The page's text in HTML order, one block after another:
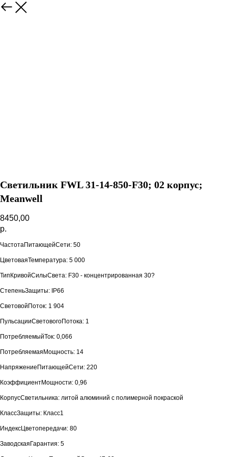
Назад
Светильник FWL 31-14-850-F30; 02 корпус;
Meanwell
8450,00
р.
ЧастотаПитающейСети: 50
ЦветоваяТемпература: 5 000
ТипКривойСилыСвета: F30 - концентрированная 30?
СтепеньЗащиты: IP66
СветовойПоток: 1 904
ПульсацииСветовогоПотока: 1
ПотребляемыйТок: 0,066
ПотребляемаяМощность: 14
НапряжениеПитающейСети: 220
КоэффициентМощности: 0,96
КорпусСветильника: литой алюминий с полимерной покраской
КлассЗащиты: Класс1
ИндексЦветопередачи: 80
ЗаводскаяГарантия: 5